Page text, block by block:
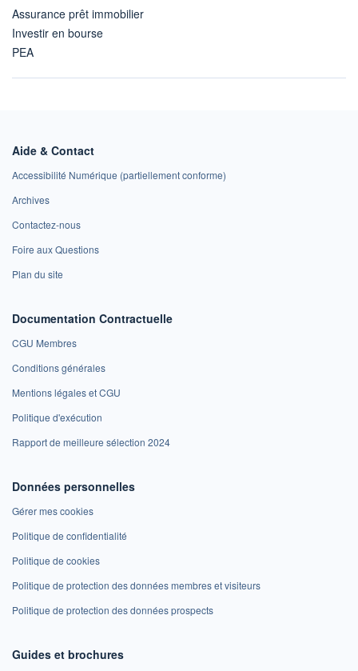
Assurance prêt immobilier
Investir en bourse
PEA
Aide & Contact
Accessibilité Numérique (partiellement conforme)
Archives
Contactez-nous
Foire aux Questions
Plan du site
Documentation Contractuelle
CGU Membres
Conditions générales
Mentions légales et CGU
Politique d'exécution
Rapport de meilleure sélection 2024
Données personnelles
Gérer mes cookies
Politique de confidentialité
Politique de cookies
Politique de protection des données membres et visiteurs
Politique de protection des données prospects
Guides et brochures